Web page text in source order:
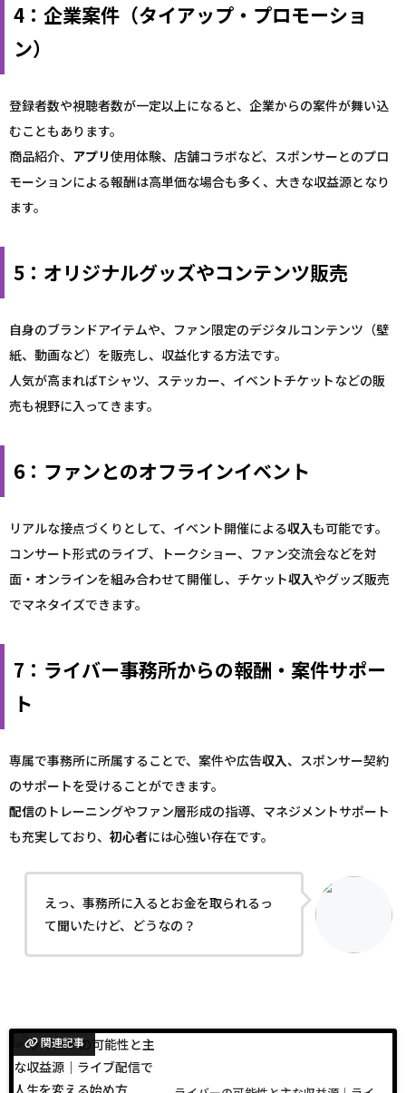
4：企業案件（タイアップ・プロモーショ
ン）
登録者数や視聴者数が一定以上になると、企業からの案件が舞い込
むこともあります。
商品紹介、 アプリ使用体験、店舗コラボなど、スポンサーとのプロ
モーションによる報酬は高単価な場合も多く、大きな収益源となり
ます。
5：オリジナルグッズやコンテンツ販売
自身のブランドアイテムや、ファン限定のデジタルコンテンツ（壁
紙、動画など）を販売し、収益化する方法です。
人気が高まればTシャツ、ステッカー、イベントチケットなどの販
売も視野に入ってきます。
6：ファンとのオフラインイベント
リアルな接点づくりとして、イベント開催による収入も可能です。
コンサート形式のライブ、トークショー、ファン交流会などを対
面・オンラインを組み合わせて開催し、チケット収入やグッズ販売
でマネタイズできます。
7：ライバー事務所からの報酬・案件サポー
ト
専属で事務所に所属することで、案件や広告収入、スポンサー契約
のサポートを受けることができます。
配信のトレーニングやファン層形成の指導、マネジメントサポート
も充実しており、 初心者には心強い存在です。
えっ、事務所に入るとお金を取られるっ
て聞いたけど、どうなの？
関連記事